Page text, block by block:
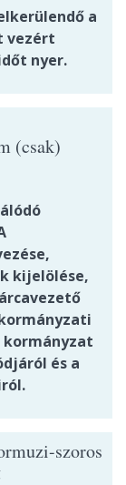
a
vezért
nyer.
(csak)
kijelölése,
kormányzat
és a
szoros